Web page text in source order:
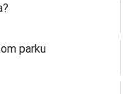
parku